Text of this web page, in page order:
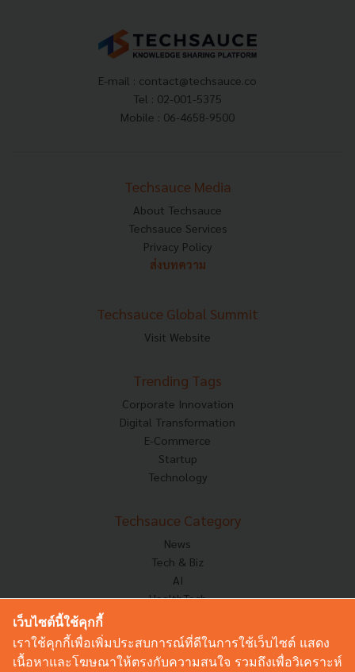
E-mail : contact@techsauce.co
Tel : 02-001-5375
Mobile : 06-4658-9500
Techsauce Media
About Techsauce
Techsauce Services
Privacy Policy
ส่งบทความ
Techsauce Global Summit
Visit Website
Trending Tags
Corporate Innovation
Digital Transformation
E-Commerce
Startup
Technology
Techsauce Category
News
Tech & Biz
AI
HealthTech
Corp Innov
Saucy Thoughts
เว็บไซต์นี้ใช้คุกกี้
เราใช้คุกกี้เพื่อเพิ่มประสบการณ์ที่ดีในการใช้เว็บไซต์ แสดง
เนื้อหาและโฆษณาให้ตรงกับความสนใจ รวมถึงเพื่อวิเคราะห์